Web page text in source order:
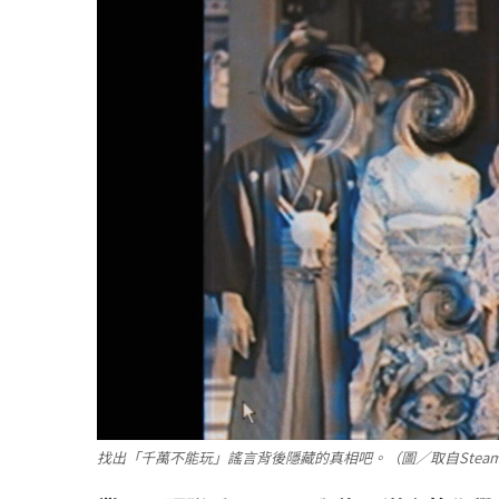
找出「千萬不能玩」謠言背後隱藏的真相吧。（圖／取自